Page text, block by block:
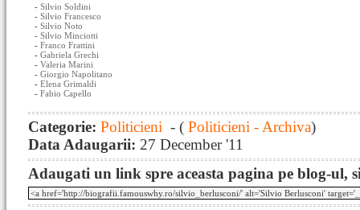
- Silvio Soldini
- Silvio Francesco
- Silvio Noto
- Silvio Minciotti
- Franco Frattini
- Gabriela Grechi
- Valeria Marini
- Giorgio Napolitano
- Elena Grimaldi
- Fabio Capello
Categorie: Politicieni - ( Politicieni - Archiva)
Data Adaugarii: 27 December '11
Adaugati un link spre aceasta pagina pe blog-ul,